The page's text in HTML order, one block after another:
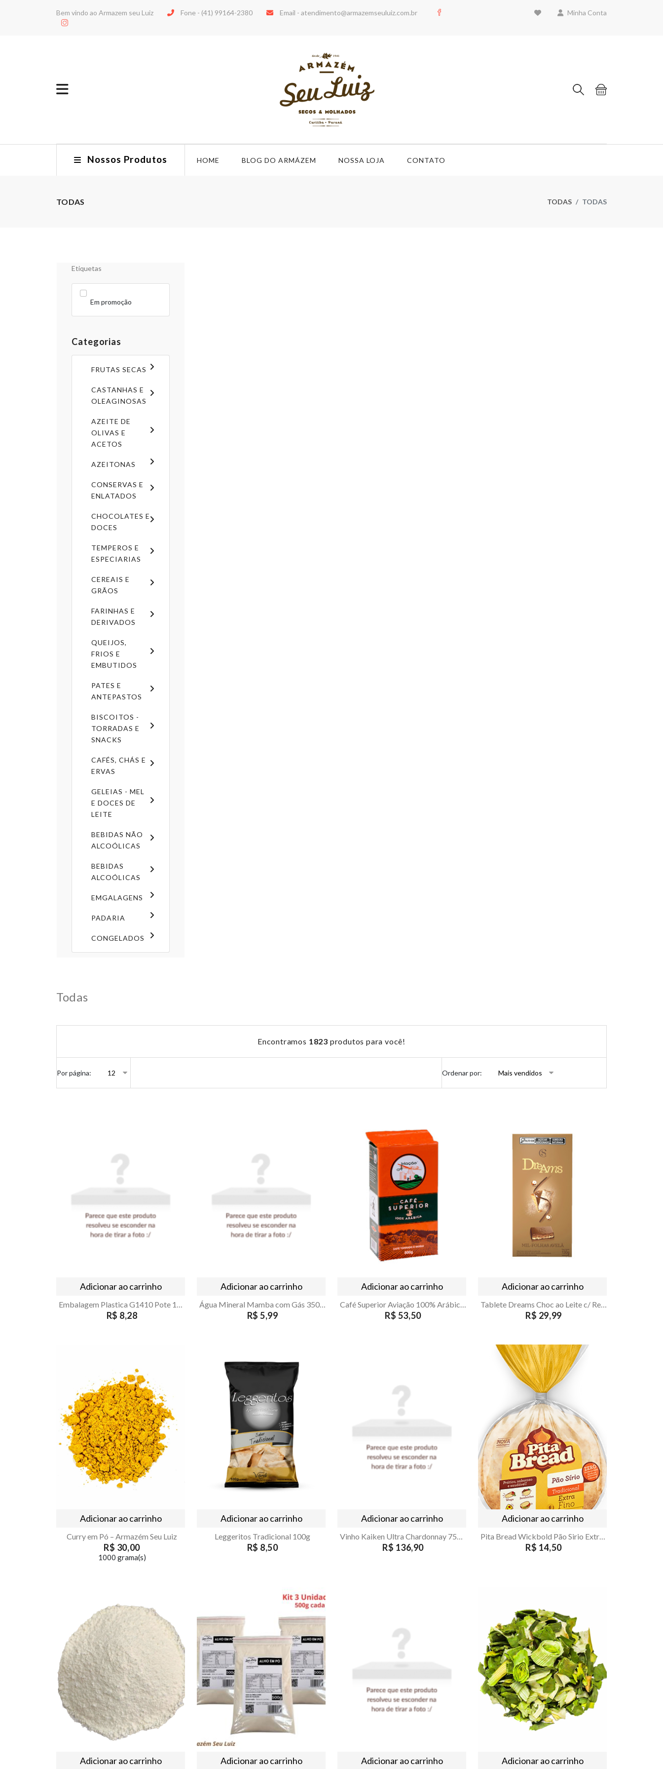
Bem vindo ao Armazem seu Luiz Fone - (41) 99164-2380 Email - atendimento@armazemseuluiz.com.br Minha Conta
Nossos Produtos HOME BLOG DO ARMÁZEM NOSSA LOJA CONTATO
TODAS TODAS TODAS
Etiquetas
Em promoção
Categorias
FRUTAS SECAS
CASTANHAS E
OLEAGINOSAS
AZEITE DE
OLIVAS E
ACETOS
AZEITONAS
CONSERVAS E
ENLATADOS
CHOCOLATES E
DOCES
TEMPEROS E
ESPECIARIAS
CEREAIS E
GRÃOS
FARINHAS E
DERIVADOS
QUEIJOS,
FRIOS E
EMBUTIDOS
PATES E
ANTEPASTOS
BISCOITOS -
TORRADAS E
SNACKS
CAFÉS, CHÁS E
ERVAS
GELEIAS - MEL
E DOCES DE
LEITE
BEBIDAS NÃO
ALCOÓLICAS
BEBIDAS
ALCOÓLICAS
EMGALAGENS
PADARIA
CONGELADOS
Todas
Encontramos 1823 produtos para você!
Por página: Ordenar por:
Adicionar ao carrinho
Embalagem Plastica G1410 Pote 1000ml Cristal Pet
R$ 8,28
Adicionar ao carrinho
Água Mineral Mamba com Gás 350ml Lata
R$ 5,99
Adicionar ao carrinho
Café Superior Aviação 100% Arábica 500g - Armazém Seu Luiz
R$ 53,50
Adicionar ao carrinho
Tablete Dreams Choc ao Leite c/ Recheio Mil Folhas Avelã CS 130g
R$ 29,99
Adicionar ao carrinho
Curry em Pó – Armazém Seu Luiz
R$ 30,00
1000 grama(s)
Adicionar ao carrinho
Leggeritos Tradicional 100g
R$ 8,50
Adicionar ao carrinho
R$ 136,90
Adicionar ao carrinho
R$ 14,50
Adicionar ao carrinho Adicionar ao carrinho Adicionar ao carrinho Adicionar ao carrinho